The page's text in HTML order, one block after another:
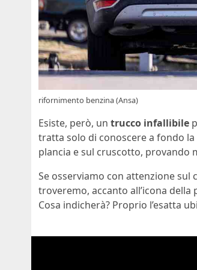
rifornimento benzina (Ansa)
Esiste, però, un trucco infallibile
tratta solo di conoscere a fondo
plancia e sul cruscotto, provando
Se osserviamo con attenzione sul
troveremo, accanto all’icona
Cosa indicherà? Proprio l’esatta